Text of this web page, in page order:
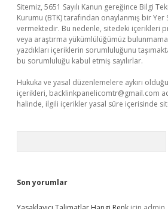
Sitemiz, 5651 Sayılı Kanun gereğince Bilgi
Kurumu (BTK) tarafından onaylanmış bir Yer
vermektedir. Bu nedenle, sitedeki içerikleri
veya araştırma yükümlülüğümüz
yazdıkları içeriklerin sorumluluğunu
bu sorumluluğu kabul etmiş sayılırlar.
Hukuka ve yasal düzenlemelere aykırı
içerikleri, backlinkpanelicomtr@gmail.com
halinde, ilgili içerikler yasal süre içerisinde
Son yorumlar